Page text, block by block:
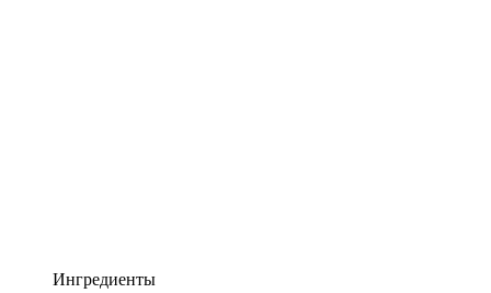
Ингредиенты